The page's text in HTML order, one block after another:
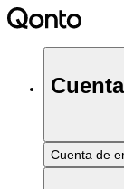
Cuenta de